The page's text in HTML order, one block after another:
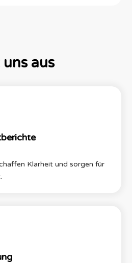
aus
Klarheit und sorgen für